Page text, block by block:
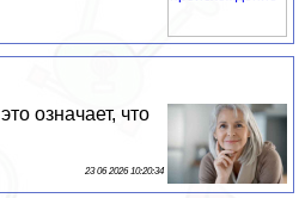
означает, что
23 06 2026 10:20:34